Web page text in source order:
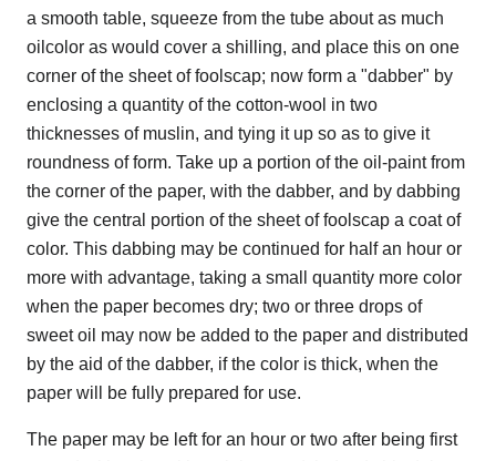
a smooth table, squeeze from the tube about as much
oilcolor as would cover a shilling, and place this on one
corner of the sheet of foolscap; now form a "dabber" by
enclosing a quantity of the cotton-wool in two
thicknesses of muslin, and tying it up so as to give it
roundness of form. Take up a portion of the oil-paint from
the corner of the paper, with the dabber, and by dabbing
give the central portion of the sheet of foolscap a coat of
color. This dabbing may be continued for half an hour or
more with advantage, taking a small quantity more color
when the paper becomes dry; two or three drops of
sweet oil may now be added to the paper and distributed
by the aid of the dabber, if the color is thick, when the
paper will be fully prepared for use.
The paper may be left for an hour or two after being first